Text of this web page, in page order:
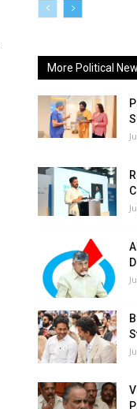
More Political